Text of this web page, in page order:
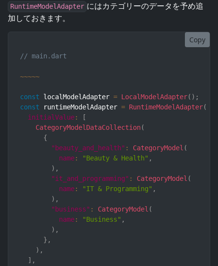
RuntimeModelAdapter にはカテゴリーのデータを予め追
加しておきます。
Copy
// main.dart
~~~~~
const localModelAdapter = LocalModelAdapter( ) ;
const runtimeModelAdapter = RuntimeModelAdapter(
initialValue:
[
CategoryModelDataCollection(
{
"beauty_and_health" : CategoryModel (
name: "Beauty & Health" ,
) ,
"it_and_programming" : CategoryModel (
name: "IT & Programming" ,
) ,
"business" : CategoryModel (
name: "Business" ,
) ,
} ,
) ,
] ,